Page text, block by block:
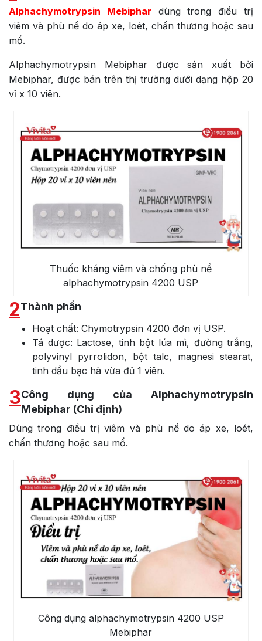
Alphachymotrypsin Mebiphar dùng trong điều trị
viêm và phù nề do áp xe, loét, chấn thương hoặc sau
mổ.
Alphachymotrypsin Mebiphar được sản xuất bởi
Mebiphar, được bán trên thị trường dưới dạng hộp 20
vỉ x 10 viên.
Thuốc kháng viêm và chống phù nề
alphachymotrypsin 4200 USP
2Thành phần
Hoạt chất: Chymotrypsin 4200 đơn vị USP.
Tá dược: Lactose, tinh bột lúa mì, đường trắng,
polyvinyl pyrrolidon, bột talc, magnesi stearat,
tinh dầu bạc hà vừa đủ 1 viên.
3Công dụng của Alphachymotrypsin
Mebiphar (Chỉ định)
Dùng trong điều trị viêm và phù nề do áp xe, loét,
chấn thương hoặc sau mổ.
Công dụng alphachymotrypsin 4200 USP
Mebiphar